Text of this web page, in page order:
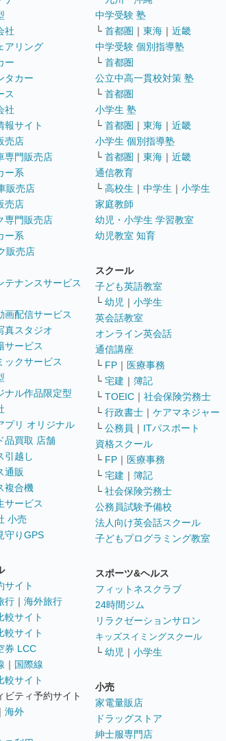
社
アリング
ー
タカー
ス
社
報サイト
売店
専門販売店
ー系
販売店
売店
専門販売店
ー系
販売店
テナンスサービス
画配信サービス
真スタジオ
サービス
ックサービス
ナル作品限定型
プリ オリジナル
品買取 店舗
引越し
通販
複合機
サービス
小売
守りGPS
サイト
行 ｜ 海外旅行
較サイト
較サイト
券 LCC
｜ 国際線
較サイト
ビティ予約サイト
｜ 海外
中学受験 塾
└ 首都圏 ｜ 東海 ｜ 近畿
中学受験 個別指導塾
└ 首都圏
公立中高一貫校対策 塾
└ 首都圏
小学生 塾
└ 首都圏 ｜ 東海 ｜ 近畿
小学生 個別指導塾
└ 首都圏 ｜ 東海 ｜ 近畿
通信教育
└ 高校生 ｜ 中学生 ｜ 小学生
家庭教師
幼児・小学生 学習教室
幼児教室 知育
スクール
子ども英語教室
└ 幼児 ｜ 小学生
英会話教室
オンライン英会話
通信講座
└ FP ｜ 医療事務
└ 宅建 ｜ 簿記
└ TOEIC ｜ 社会保険労務士
└ 行政書士 ｜ ケアマネジャー
└ 公務員 ｜ ITパスポート
資格スクール
└ FP ｜ 医療事務
└ 宅建 ｜ 簿記
└ 社会保険労務士
公務員試験予備校
法人向け英会話スクール
子どもプログラミング教室
スポーツ&ヘルス
フィットネスクラブ
24時間ジム
リラクゼーションサロン
キッズスイミングスクール
└ 幼児 ｜ 小学生
小売
家電量販店
ドラッグストア
紳士服専門店